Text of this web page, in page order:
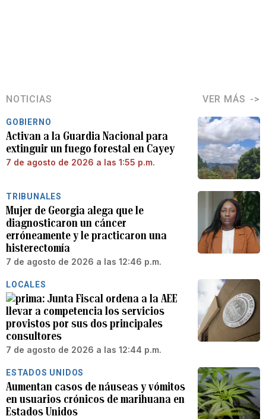
NOTICIAS VER MÁS
GOBIERNO
Activan a la Guardia Nacional para
extinguir un fuego forestal en Cayey
7 de agosto de 2026 a las 1:55 p.m.
TRIBUNALES
Mujer de Georgia alega que le
diagnosticaron un cáncer
erróneamente y le practicaron una
histerectomía
7 de agosto de 2026 a las 12:46 p.m.
LOCALES
Junta Fiscal ordena a la AEE
llevar a competencia los servicios
provistos por sus dos principales
consultores
7 de agosto de 2026 a las 12:44 p.m.
ESTADOS UNIDOS
Aumentan casos de náuseas y vómitos
en usuarios crónicos de marihuana en
Estados Unidos